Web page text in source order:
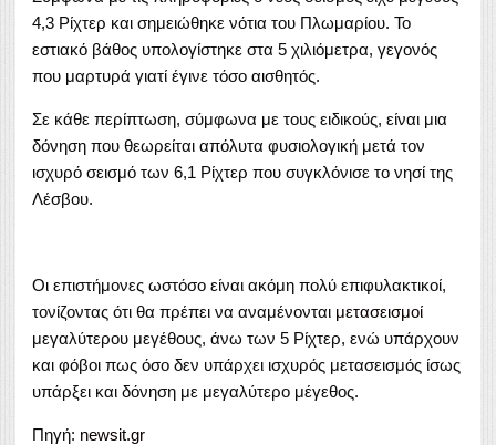
4,3 Ρίχτερ και σημειώθηκε νότια του Πλωμαρίου. Το
εστιακό βάθος υπολογίστηκε στα 5 χιλιόμετρα, γεγονός
που μαρτυρά γιατί έγινε τόσο αισθητός.
Σε κάθε περίπτωση, σύμφωνα με τους ειδικούς, είναι μια
δόνηση που θεωρείται απόλυτα φυσιολογική μετά τον
ισχυρό σεισμό των 6,1 Ρίχτερ που συγκλόνισε το νησί της
Λέσβου.
Οι επιστήμονες ωστόσο είναι ακόμη πολύ επιφυλακτικοί,
τονίζοντας ότι θα πρέπει να αναμένονται μετασεισμοί
μεγαλύτερου μεγέθους, άνω των 5 Ρίχτερ, ενώ υπάρχουν
και φόβοι πως όσο δεν υπάρχει ισχυρός μετασεισμός ίσως
υπάρξει και δόνηση με μεγαλύτερο μέγεθος.
Πηγή: newsit.gr